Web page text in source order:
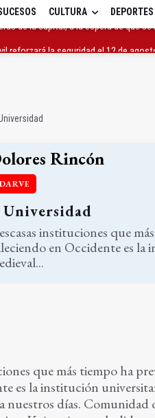
CULTURA DEPORTES
Rincón
instituciones que
en Occidente es
que más tiempo ha
es la institución
nuestros días. Comunidad